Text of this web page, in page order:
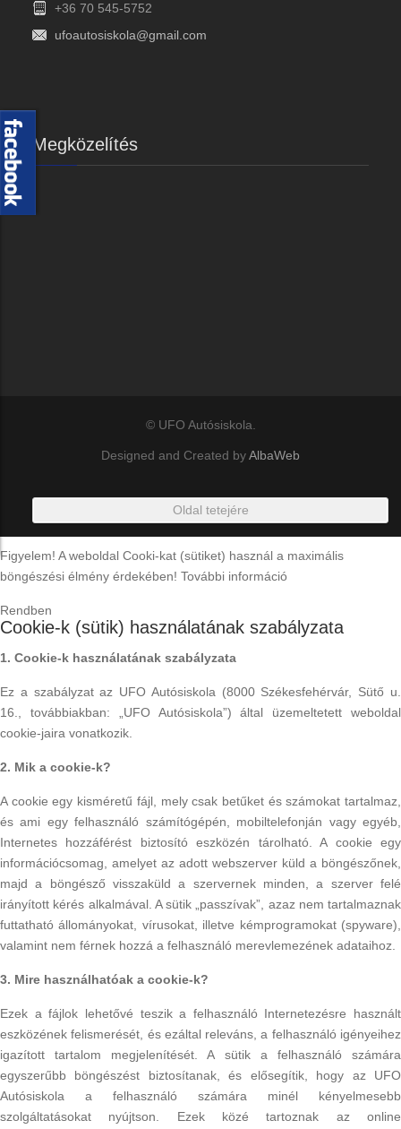
+36 70 545-5752
ufoautosiskola@gmail.com
Megközelítés
© UFO Autósiskola.
Designed and Created byAlbaWeb
Oldal tetejére
Figyelem! A weboldal Cooki-kat (sütiket) használ a maximális
böngészési élmény érdekében! További információ
Rendben
Cookie-k (sütik) használatának szabályzata
1. Cookie-k használatának szabályzata
Ez a szabályzat az UFO Autósiskola (8000 Székesfehérvár, Sütő u.
16., továbbiakban: „UFO Autósiskola”) által üzemeltetett weboldal
cookie-jaira vonatkozik.
2. Mik a cookie-k?
A cookie egy kisméretű fájl, mely csak betűket és számokat tartalmaz,
és ami egy felhasználó számítógépén, mobiltelefonján vagy egyéb,
Internetes hozzáférést biztosító eszközén tárolható. A cookie egy
információcsomag, amelyet az adott webszerver küld a böngészőnek,
majd a böngésző visszaküld a szervernek minden, a szerver felé
irányított kérés alkalmával. A sütik „passzívak”, azaz nem tartalmaznak
futtatható állományokat, vírusokat, illetve kémprogramokat (spyware),
valamint nem férnek hozzá a felhasználó merevlemezének adataihoz.
3. Mire használhatóak a cookie-k?
Ezek a fájlok lehetővé teszik a felhasználó Internetezésre használt
eszközének felismerését, és ezáltal releváns, a felhasználó igényeihez
igazított tartalom megjelenítését. A sütik a felhasználó számára
egyszerűbb böngészést biztosítanak, és elősegítik, hogy az UFO
Autósiskola a felhasználó számára minél kényelmesebb
szolgáltatásokat nyújtson. Ezek közé tartoznak az online